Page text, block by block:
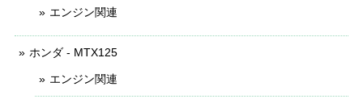
エンジン関連
ホンダ - MTX125
エンジン関連